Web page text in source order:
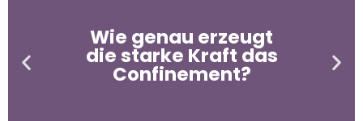
Wie genau erzeugt
die starke Kraft das
Confinement?